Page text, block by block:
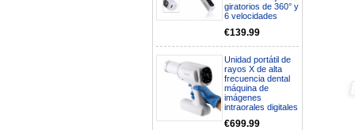
giratorios de 360° y
6 velocidades
€139.99
Unidad portátil de
rayos X de alta
frecuencia dental
máquina de
imágenes
intraorales digitales
€699.99
N.2026060712980804 ,
BUENOS DIAS CUANDO
RECIBIRE MI PEDIDO,
GRACIAS
clinicadentalcunit
11/06/2026
Hola buenos días respecto al
Artículo. DDE0032580
electróbisturí, quisiera saber si